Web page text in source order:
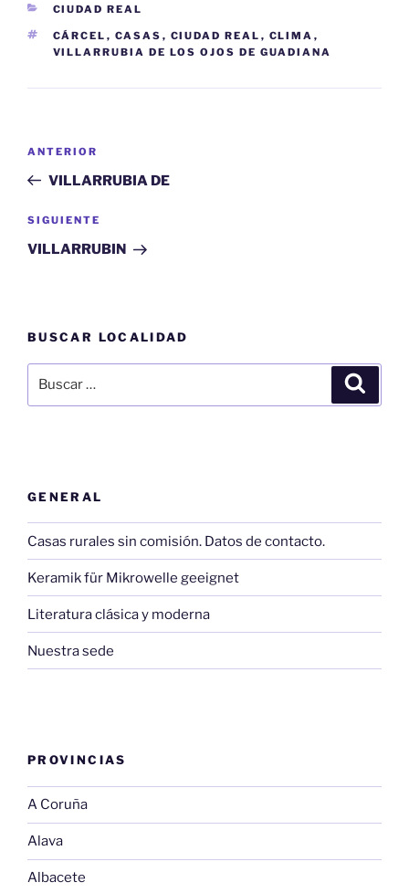
CATEGORÍAS
CIUDAD REAL
ETIQUETAS
CÁRCEL , CASAS , CIUDAD REAL , CLIMA ,
VILLARRUBIA DE LOS OJOS DE GUADIANA
entradas
Entrada
anterior:
ANTERIOR
VILLARRUBIA DE
Siguiente
entrada
SIGUIENTE
VILLARRUBIN
BUSCAR LOCALIDAD
por:
GENERAL
Casas rurales sin comisión. Datos de contacto.
Keramik für Mikrowelle geeignet
Literatura clásica y moderna
Nuestra sede
PROVINCIAS
A Coruña
Alava
Albacete